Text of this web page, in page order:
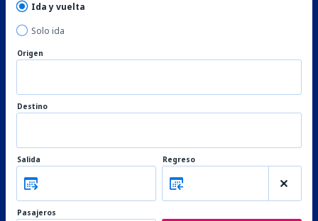
Ida y vuelta
Solo ida
Origen
Destino
Salida Regreso
Pasajeros